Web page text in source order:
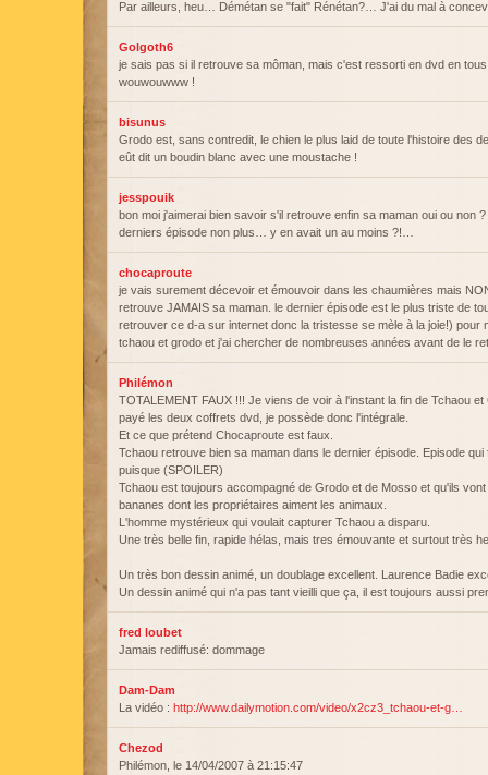
Par ailleurs, heu… Démétan se "fait" Rénétan?… J'ai du mal à
Golgoth6
je sais pas si il retrouve sa môman, mais c'est ressorti en dvd en
wouwouwww !
bisunus
Grodo est, sans contredit, le chien le plus laid de toute l'histoire des
eût dit un boudin blanc avec une moustache !
jesspouik
bon moi j'aimerai bien savoir s'il retrouve enfin sa maman oui ou non
derniers épisode non plus… y en avait un au moins ?!…
chocaproute
je vais surement décevoir et émouvoir dans les chaumières mais
retrouve JAMAIS sa maman. le dernier épisode est le plus triste de
retrouver ce d-a sur internet donc la tristesse se mèle à la joie!) pour
tchaou et grodo et j'ai chercher de nombreuses années avant de le
Philémon
TOTALEMENT FAUX !!! Je viens de voir à l'instant la fin de Tchaou
payé les deux coffrets dvd, je possède donc l'intégrale.
Et ce que prétend Chocaproute est faux.
Tchaou retrouve bien sa maman dans le dernier épisode. Episode qui
puisque (SPOILER)
Tchaou est toujours accompagné de Grodo et de Mosso et qu'ils
bananes dont les propriétaires aiment les animaux.
L'homme mystérieux qui voulait capturer Tchaou a disparu.
Une très belle fin, rapide hélas, mais tres émouvante et surtout très
Un très bon dessin animé, un doublage excellent. Laurence Badie
Un dessin animé qui n'a pas tant vieilli que ça, il est toujours aussi
fred loubet
Jamais rediffusé: dommage
Dam-Dam
La vidéo : http://www.dailymotion.com/video/x2cz3_tchaou-et-g…
Chezod
Philémon, le 14/04/2007 à 21:15:47